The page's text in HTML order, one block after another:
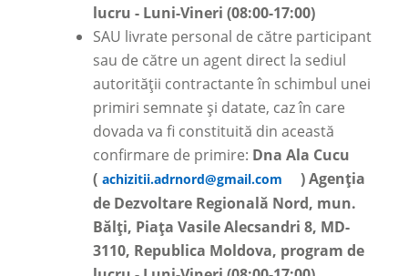
lucru - Luni-Vineri (08:00-17:00)
SAU livrate personal de către participant
sau de către un agent direct la sediul
autorității contractante în schimbul unei
primiri semnate și datate, caz în care
dovada va fi constituită din această
confirmare de primire: Dna Ala Cucu
( achizitii.adrnord@gmail.com
) Agenția
de Dezvoltare Regională Nord, mun.
Bălți, Piața Vasile Alecsandri 8, MD-
3110, Republica Moldova, program de